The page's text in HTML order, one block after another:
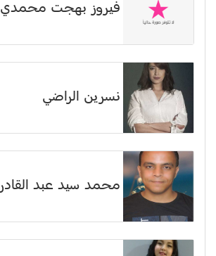
فيروز بهجت محمدي
نسرين الراضي
محمد سيد عبد القادر